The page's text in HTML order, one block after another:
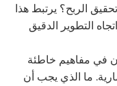
الربح؟ يرتبط هذا
التطوير الدقيق
في مفاهيم خاطئة
ما الذي يجب أن